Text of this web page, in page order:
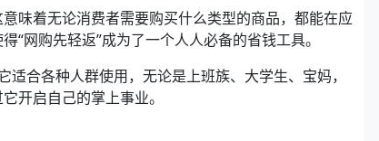
味着无论消费者需要购买什么类型的商品，都能在应
“网购先轻返”成为了一个人人必备的省钱工具。
合各种人群使用，无论是上班族、大学生、宝妈，
开启自己的掌上事业。